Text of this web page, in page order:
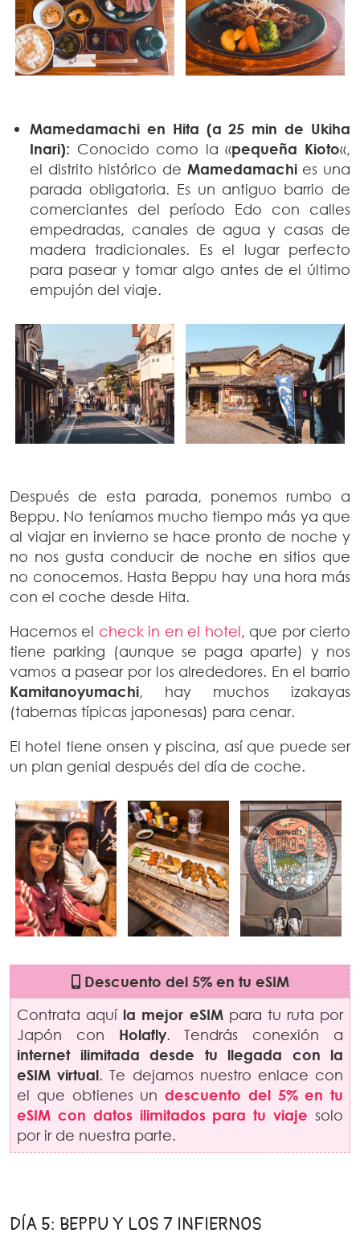
Mamedamachi en Hita (a 25 min de Ukiha
Inari): Conocido como la «pequeña Kioto«,
el distrito histórico de Mamedamachies una
parada obligatoria. Es un antiguo barrio de
comerciantes del período Edo con calles
empedradas, canales de agua y casas de
madera tradicionales. Es el lugar perfecto
para pasear y tomar algo antes de el último
empujón del viaje.
Después de esta parada, ponemos rumbo a
Beppu. No teníamos mucho tiempo más ya que
al viajar en invierno se hace pronto de noche y
no nos gusta conducir de noche en sitios que
no conocemos. Hasta Beppu hay una hora más
con el coche desde Hita.
Hacemos el check in en el hotel, que por cierto
tiene parking (aunque se paga aparte) y nos
vamos a pasear por los alrededores. En el barrio
Kamitanoyumachi, hay muchos izakayas
(tabernas típicas japonesas) para cenar.
El hotel tiene onsen y piscina, así que puede ser
un plan genial después del día de coche.
Descuento del 5% en tu eSIM
Contrata aquí la mejor eSIMpara tu ruta por
Japón con Holafly. Tendrás conexión a
internet ilimitada desde tu llegada con la
eSIM virtual. Te dejamos nuestro enlace con
el que obtienes un descuento del 5% en tu
eSIM con datos ilimitados para tu viaje solo
por ir de nuestra parte.
DÍA 5: BEPPU Y LOS 7 INFIERNOS